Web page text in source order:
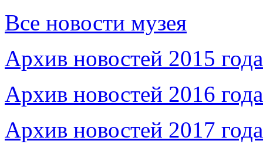
Все новости музея
Архив новостей 2015 года
Архив новостей 2016 года
Архив новостей 2017 года